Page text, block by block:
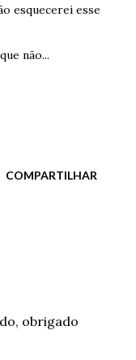
esquecerei esse
não...
COMPARTILHAR
obrigado